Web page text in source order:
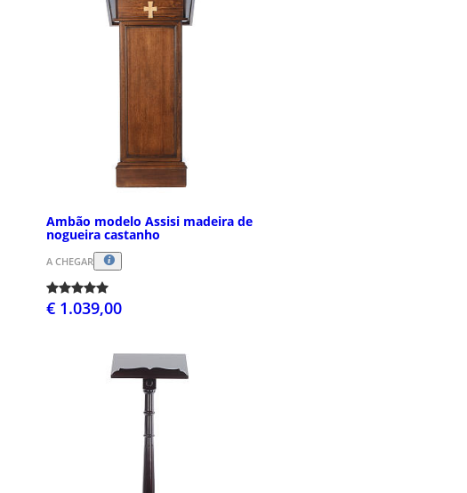
Ambão modelo Assisi madeira de
nogueira castanho
A CHEGAR
€ 1.039,00